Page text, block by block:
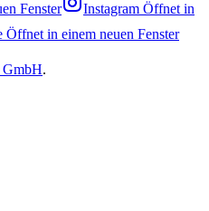
Fenster Instagram Öffnet in
Öffnet in einem neuen Fenster
.